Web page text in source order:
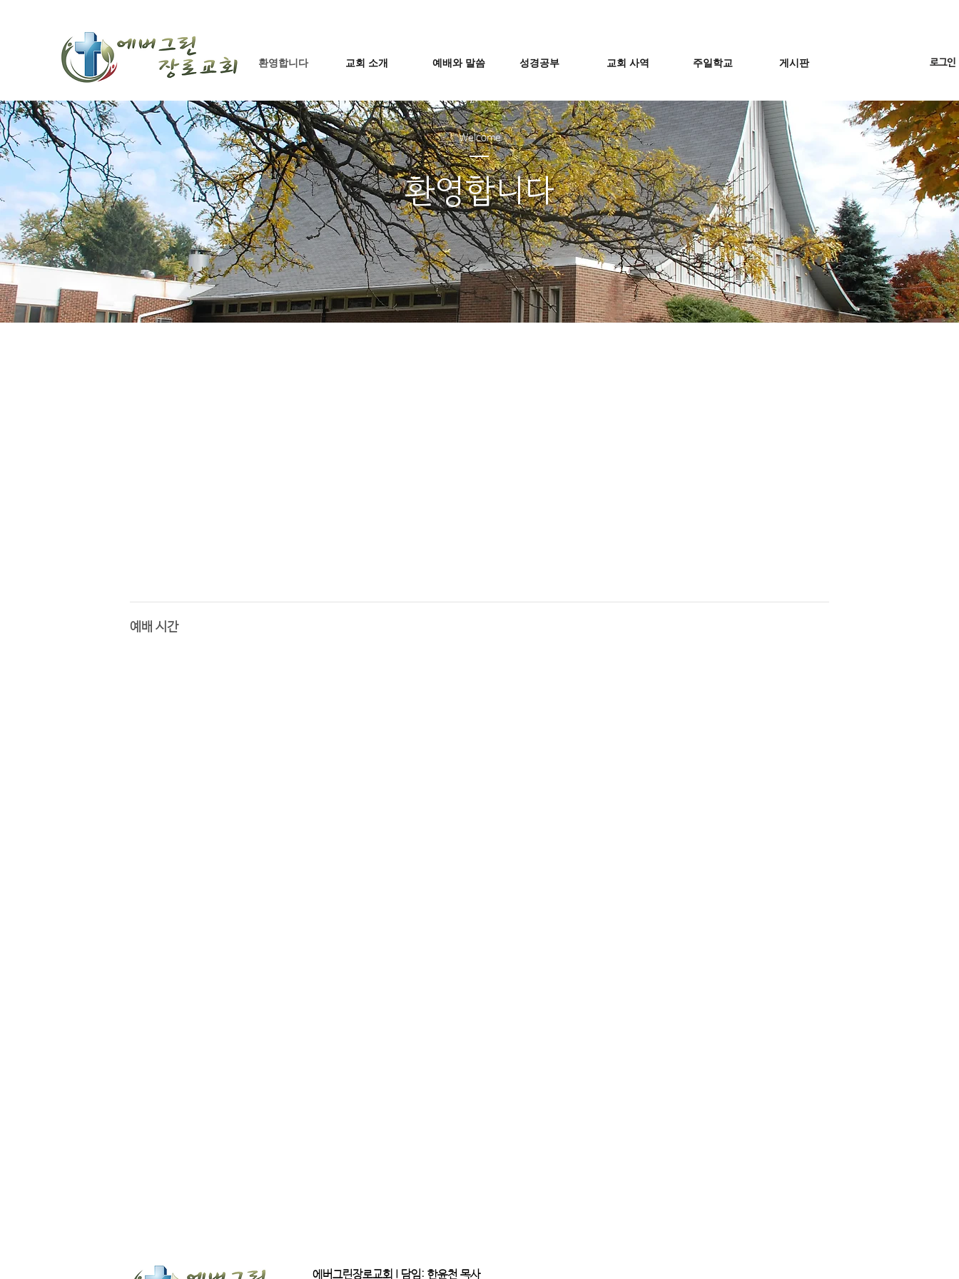
환영합니다 교회 소개 예배와 말씀 성경공부 교회 사역 주일학교 게시판 로그인
Welcome
환영합니다
​예배 시간
에버그린장로교회 I 담임: 한윤천 목사